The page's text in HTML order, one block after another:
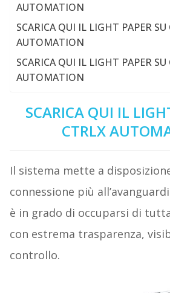
AUTOMATION
SCARICA QUI IL LIGHT PAPER SU
AUTOMATION
SCARICA QUI IL LIGHT PAPER SU
AUTOMATION
SCARICA QUI IL
CTRLX
Il sistema mette a
connessione più
è in grado di occuparsi di
con estrema trasparenza,
controllo.